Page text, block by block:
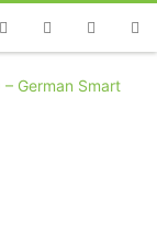
InstagramLinkedin